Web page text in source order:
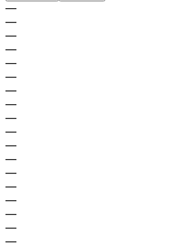
—
—
—
—
—
—
—
—
—
—
—
—
—
—
—
—
—
—